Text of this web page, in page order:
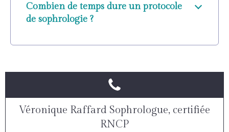
Combien de temps dure un protocole
de sophrologie ?
Véronique Raffard Sophrologue, certifiée
RNCP